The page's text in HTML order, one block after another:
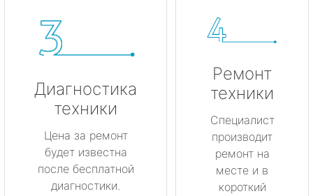
Диагностика
техники
Цена за ремонт
будет известна
после бесплатной
диагностики.
Ремонт
техники
Специалист
производит
ремонт на
месте и в
короткий